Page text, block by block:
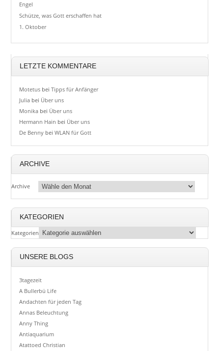
Engel
Schütze, was Gott erschaffen hat
1. Oktober
LETZTE KOMMENTARE
Motetus beiTipps für Anfänger
Julia bei Über uns
Monika bei Über uns
Hermann Hain bei Über uns
De Benny beiWLAN für Gott
ARCHIVE
Archive
KATEGORIEN
Kategorien
UNSERE BLOGS
3tagezeit
A Bullerbü Life
Andachten für jeden Tag
Annas Beleuchtung
Anny Thing
Antiaquarium
Atattoed Christian